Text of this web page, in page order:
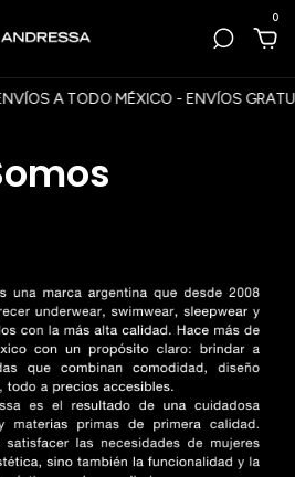
0
A TODO MÉXICO - ENVÍOS